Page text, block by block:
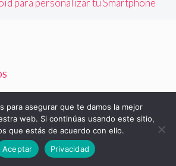
para personalizar tu Smartphone
Blog de Boizu - Vivir Gratis
para asegurar que te damos la mejor
web. Si continúas usando este sitio,
que estás de acuerdo con ello.
Aceptar
Privacidad